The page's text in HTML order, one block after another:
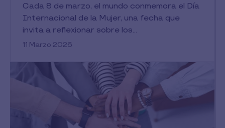
Cada 8 de marzo, el mundo conmemora el Día
Internacional de la Mujer, una fecha que
invita a reflexionar sobre los...
11 Marzo 2026